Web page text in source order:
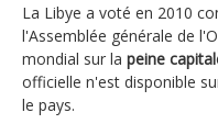
La Libye a voté en 2010
l'Assemblée générale de
mondial sur la peine
officielle n'est disponible
le pays.